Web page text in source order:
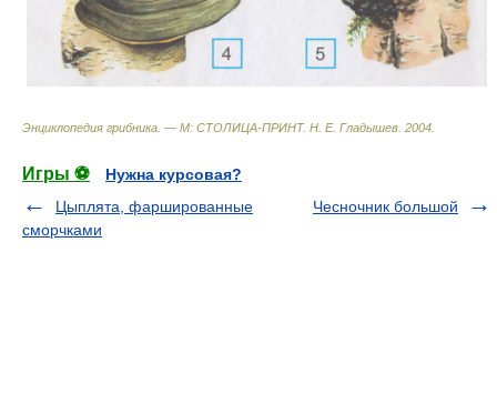
Энциклопедия грибника. — М: СТОЛИЦА-ПРИНТ. Н. Е. Гладышев 2004
Игры ⚽
Нужна курсовая?
Цыплята, фаршированные
сморчками
Чесночник большой